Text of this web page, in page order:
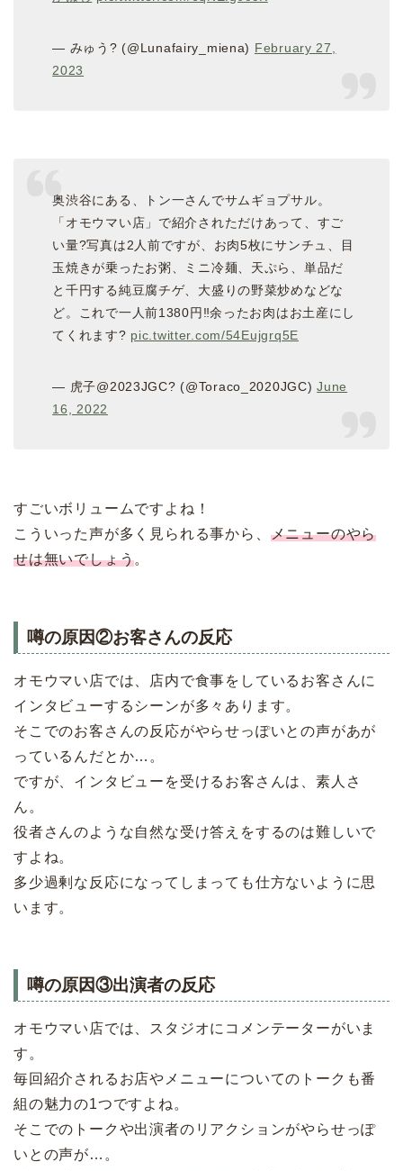
— みゅう? (@Lunafairy_miena) February 27,
2023
奥渋谷にある、トン一さんでサムギョプサル。
「オモウマい店」で紹介されただけあって、すご
い量?写真は2人前ですが、お肉5枚にサンチュ、目
玉焼きが乗ったお粥、ミニ冷麺、天ぷら、単品だ
と千円する純豆腐チゲ、大盛りの野菜炒めなどな
ど。これで一人前1380円‼️余ったお肉はお土産にし
てくれます? pic.twitter.com/54Eujgrq5E
— 虎子@2023JGC? (@Toraco_2020JGC)June
16, 2022
すごいボリュームですよね！
こういった声が多く見られる事から、 メニューのやら
せは無いでしょう。
噂の原因②お客さんの反応
オモウマい店では、店内で食事をしているお客さんに
インタビューするシーンが多々あります。
そこでのお客さんの反応がやらせっぽいとの声があが
っているんだとか…。
ですが、インタビューを受けるお客さんは、素人さ
ん。
役者さんのような自然な受け答えをするのは難しいで
すよね。
多少過剰な反応になってしまっても仕方ないように思
います。
噂の原因③出演者の反応
オモウマい店では、スタジオにコメンテーターがいま
す。
毎回紹介されるお店やメニューについてのトークも番
組の魅力の1つですよね。
そこでのトークや出演者のリアクションがやらせっぽ
いとの声が…。